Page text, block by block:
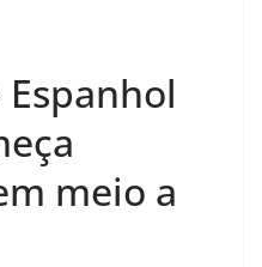
meio a